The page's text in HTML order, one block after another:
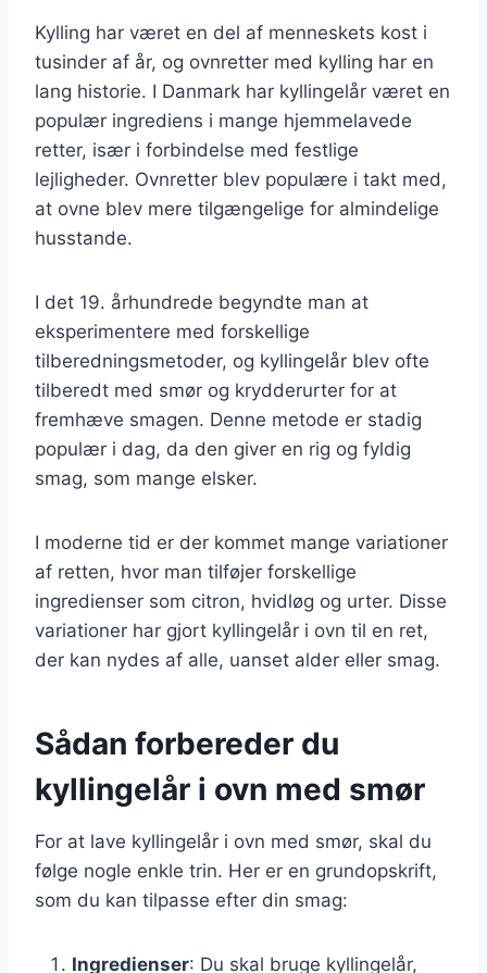
Kylling har været en del af menneskets kost i
tusinder af år, og ovnretter med kylling har en
lang historie. I Danmark har kyllingelår været en
populær ingrediens i mange hjemmelavede
retter, især i forbindelse med festlige
lejligheder. Ovnretter blev populære i takt med,
at ovne blev mere tilgængelige for almindelige
husstande.
I det 19. århundrede begyndte man at
eksperimentere med forskellige
tilberedningsmetoder, og kyllingelår blev ofte
tilberedt med smør og krydderurter for at
fremhæve smagen. Denne metode er stadig
populær i dag, da den giver en rig og fyldig
smag, som mange elsker.
I moderne tid er der kommet mange variationer
af retten, hvor man tilføjer forskellige
ingredienser som citron, hvidløg og urter. Disse
variationer har gjort kyllingelår i ovn til en ret,
der kan nydes af alle, uanset alder eller smag.
Sådan forbereder du
kyllingelår i ovn med smør
For at lave kyllingelår i ovn med smør, skal du
følge nogle enkle trin. Her er en grundopskrift,
som du kan tilpasse efter din smag:
Ingredienser: Du skal bruge kyllingelår,